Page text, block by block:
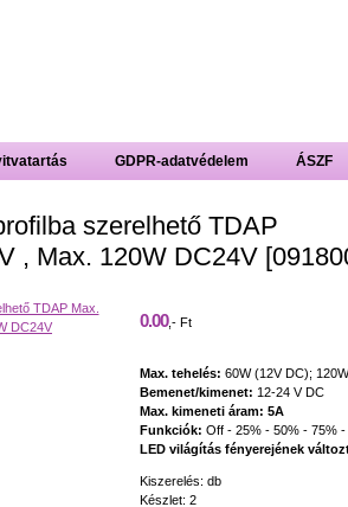
GDPR-adatvédelem ÁSZF
szerelhető TDAP
, Max. 120W DC24V
0.00,- Ft
Max. tehelés: 60W (12V DC);
Bemenet/kimenet: 12-24 V DC
Max. kimeneti áram: 5A
Funkciók: Off - 25% - 50% - 75% -
LED világítás fényerejének
Kiszerelés: db
Készlet: 2